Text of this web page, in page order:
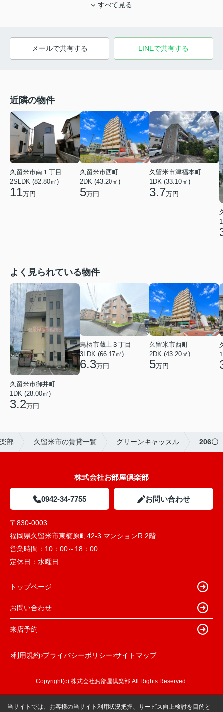
すべて見る
メールで共有する LINEで共有する
近隣の物件
久留米市南１丁目
2SLDK (82.80㎡)
11万円
久留米市西町
2DK (43.20㎡)
5万円
久留米市津福本町
1DK (33.10㎡)
3.7万円
よく見られている物件
久留米市御井町
1DK (28.00㎡)
3.2万円
鳥栖市蔵上３丁目
3LDK (66.17㎡)
6.3万円
久留米市西町
2DK (43.20㎡)
5万円
部 久留米市の賃貸一覧 グリーンキャッスル 206〇
株式会社お部屋倶楽部
0942-34-7755 お問い合わせ
〒830-0003
福岡県久留米市東櫛原町42-3 マンションR 2階
営業時間： 10：00～18：00
定休日： 水曜日
トップページ
お問い合わせ
来店予約
利用規約 プライバシーポリシー サイトマップ
Copyright(c) 株式会社お部屋倶楽部 All Rights Reserved.
当サイトでは、お客様の当サイト利用状況把握、サービス向上検討を目的と